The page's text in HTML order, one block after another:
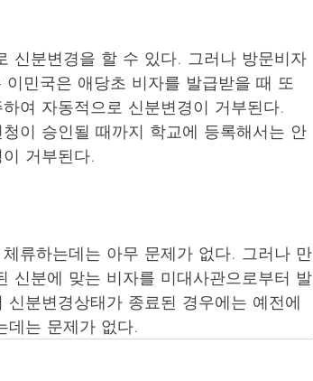
신분변경을 할 수 있다. 그러나 방문비자
민국은 애당초 비자를 발급받을 때 또
여 자동적으로 신분변경이 거부된다.
이 승인될 때까지 학교에 등록해서는 안
거부된다.
류하는데는 아무 문제가 없다. 그러나 만
신분에 맞는 비자를 미대사관으로부터 발
분변경상태가 종료된 경우에는 예전에
데는 문제가 없다.